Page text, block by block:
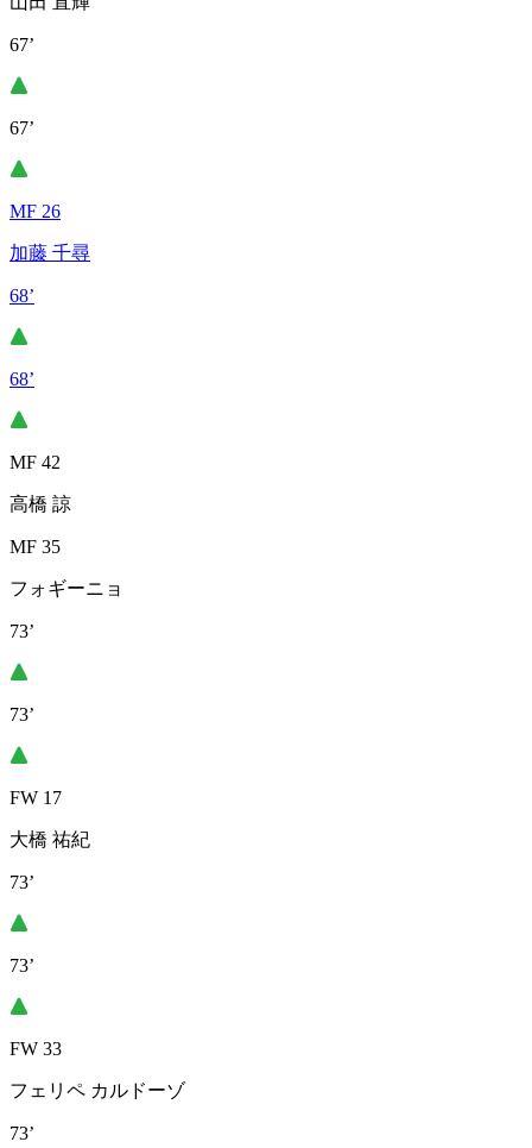
67’
67’
MF 26
加藤 千尋
68’
68’
MF 42
高橋 諒
MF 35
フォギーニョ
73’
73’
FW 17
大橋 祐紀
73’
73’
FW 33
フェリペ カルドーゾ
73’